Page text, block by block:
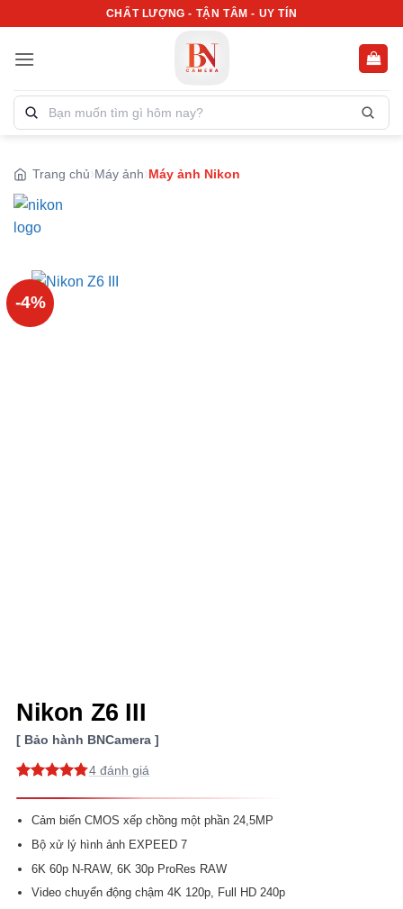
nội
CHẤT LƯỢNG - TẬN TÂM - UY TÍN
Tìm
kiếm
phẩm:
Trang chủ Máy ảnh Máy ảnh Nikon
-4%
Nikon Z6 III
Bảo hành BNCamera
đánh giá
4
Cảm biến CMOS xếp chồng một phần 24,5MP
Bộ xử lý hình ảnh EXPEED 7
6K 60p N-RAW, 6K 30p ProRes RAW
Video chuyển động chậm 4K 120p, Full HD 240p